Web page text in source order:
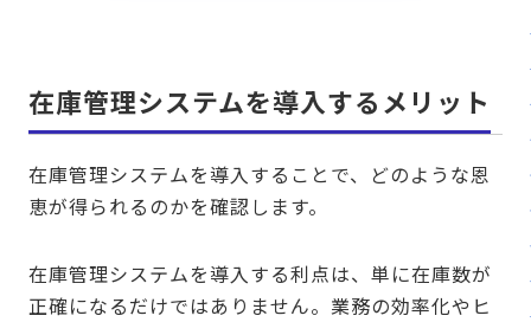
在庫管理システムを導入するメリット
在庫管理システムを導入することで、どのような恩
恵が得られるのかを確認します。
在庫管理システムを導入する利点は、単に在庫数が
正確になるだけではありません。業務の効率化やヒ